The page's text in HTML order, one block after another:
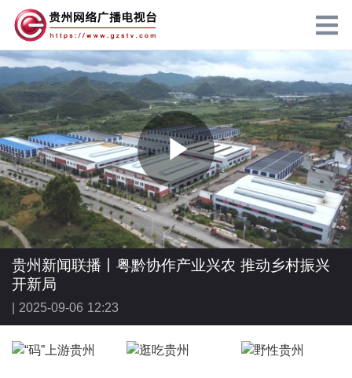
P
l
a
贵州新闻联播丨粤黔协作产业兴农 推动乡村振兴
开新局
2025-09-06 12:23